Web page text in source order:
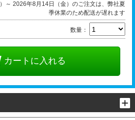
～ 2026年8月14日（金）のご注文は、弊社夏
季休業のため配送が遅れます
数量：
カートに入れる